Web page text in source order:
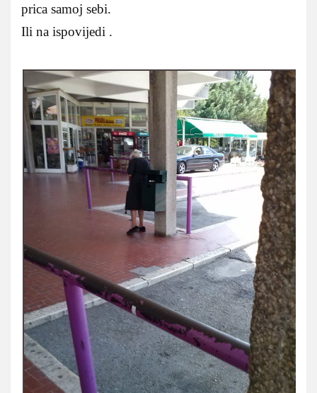
prica samoj sebi.
Ili na ispovijedi .